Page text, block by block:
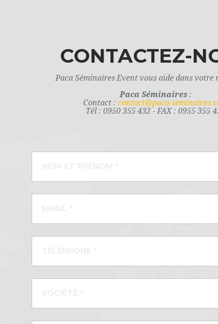
CONTACTEZ-
Paca Séminaires Event vous aide dans votre
Paca Séminaires :
Contact : contact@paca-
Tél : 0950 355 432 - FAX : 0955 355